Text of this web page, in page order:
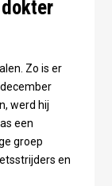
Zo is er
werd hij
een
groep
en